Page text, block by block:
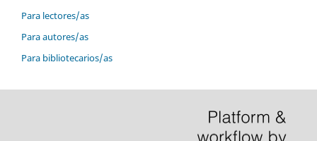
Para lectores/as
Para autores/as
Para bibliotecarios/as